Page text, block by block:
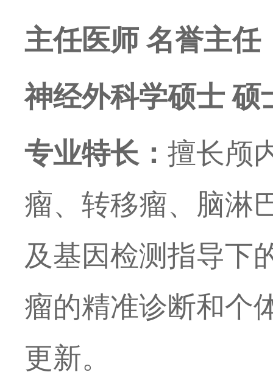
主任医师 名誉主任
神经外科学硕士 硕
专业特长： 擅长颅
瘤、转移瘤、 脑淋
及基因检测指导下
瘤的精准诊断和个
更新。